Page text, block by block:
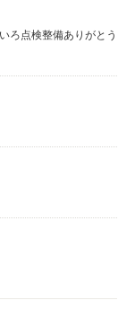
ろ点検整備ありがとう